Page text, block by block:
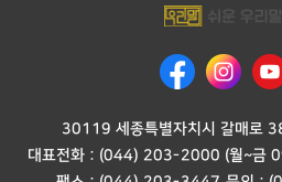
30119 세종특별자치시 갈매로
대표전화 : (044) 203-2000 (월~금